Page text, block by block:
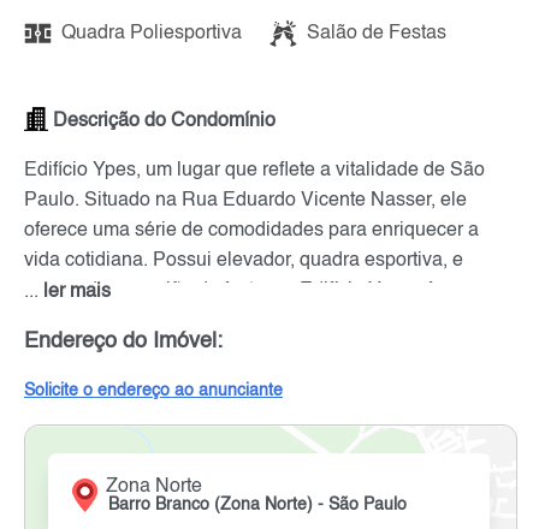
Quadra Poliesportiva Salão de Festas
Descrição do Condomínio
Edifício Ypes, um lugar que reflete a vitalidade de São
Paulo. Situado na Rua Eduardo Vicente Nasser, ele
oferece uma série de comodidades para enriquecer a
vida cotidiana. Possui elevador, quadra esportiva, e
passando por salão de festas, o Edifício Ypes oferece um
... ler mais
Endereço do Imóvel:
Solicite o endereço ao anunciante
Zona Norte
Barro Branco (Zona Norte) - São Paulo